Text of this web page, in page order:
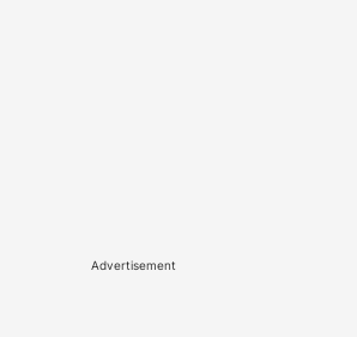
Advertisement